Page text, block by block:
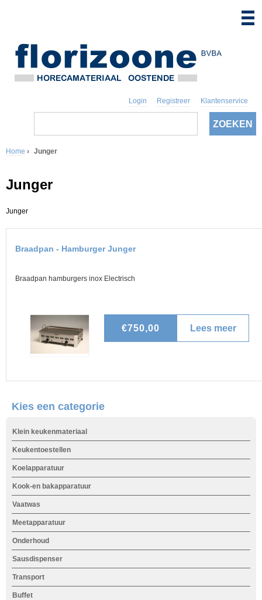
Login Registreer Klantenservice
Z
o
d
k
b
e
n
Home › Junger
Junger
Junger
Braadpan - Hamburger Junger
Braadpan hamburgers inox Electrisch
€750,00 Lees meero
e
r
a
p
Kies een categorie
Klein keukenmateriaal
Keukentoestellen
Koelapparatuur
Kook-en bakapparatuur
Vaatwas
Meetapparatuur
Onderhoud
Sausdispenser
Transport
Buffet